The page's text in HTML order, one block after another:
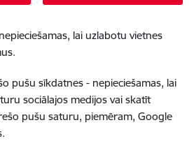
lai uzlabotu vietnes
pušu sīkdatnes - nepieciešamas, lai
sociālajos medijos vai skatīt
pušu saturu, piemēram, Google